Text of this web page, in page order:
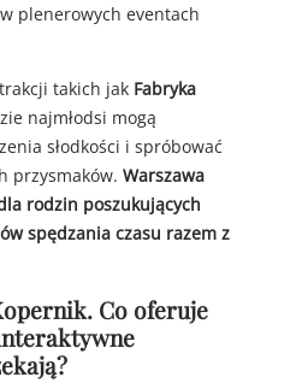
plenerowych eventach
takich jak Fabryka
najmłodsi mogą
słodkości i spróbować
przysmaków. Warszawa
rodzin poszukujących
spędzania czasu razem z
Co oferuje